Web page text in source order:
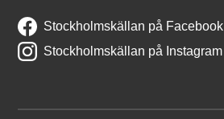
Stockholmskällan på Facebook
Stockholmskällan på Instagram